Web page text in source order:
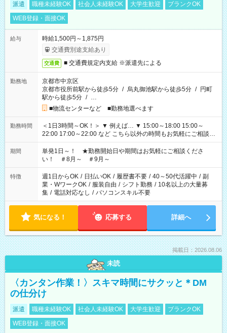
派遣 職種未経験OK 社会人未経験OK 大学生歓迎
ブランクOK
WEB登録・面接OK
給与
時給1,500円～1,875円
交通費別途支給あり
交通費 ■ 交通費規定内支給 ※派遣先による
勤務地
京都市中京区
京都市役所前駅から徒歩5分 / 烏丸御池駅から徒歩5分 / 円町
駅から徒歩5分 / …
■物流センターなど ■勤務地選べます
勤務時間
＜1日3時間～OK！＞ ▼ 例えば… ▼ 15:00～18:00 15:00～
22:00 17:00～22:00 など こちら以外の時間もお気軽にご相談く
ださい！
期間
単発1日～！ ★勤務開始日や期間はお気軽にご相談くださ
い！ ＃8月～ ＃9月～
特徴 週1日からOK / 日払いOK / 履歴書不要 / 40～50代活躍中 / 副
業・WワークOK / 服装自由 / シフト勤務 / 10名以上の大量募
集 / 電話対応なし / パソコンスキル不要
気になる！ 応募する 詳細へ
掲載日：2026.08.06
未読
〈カンタン作業！〉スキマ時間にサクッと＊DM
の仕分け
派遣 職種未経験OK 社会人未経験OK 大学生歓迎
ブランクOK
WEB登録・面接OK